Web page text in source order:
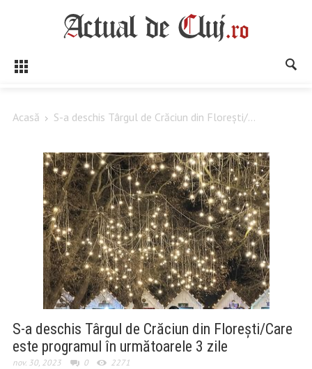
Acasă S-a deschis Târgul de Crăciun din Florești/...
S-a deschis Târgul de Crăciun din Florești/Care
este programul în următoarele 3 zile
nov. 30, 2023 0 2271